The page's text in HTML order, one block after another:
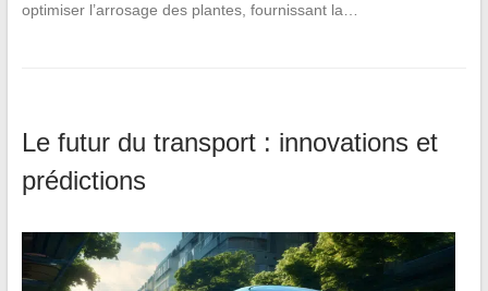
optimiser l’arrosage des plantes, fournissant la…
Le futur du transport : innovations et
prédictions